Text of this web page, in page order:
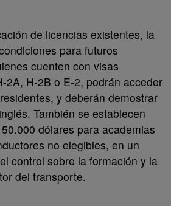
de licencias existentes, la
para futuros
cuenten con visas
2A, H-2B o E-2, podrán acceder
y deberán demostrar
También se establecen
dólares para academias
no elegibles, en un
control sobre la formación y la
del transporte.